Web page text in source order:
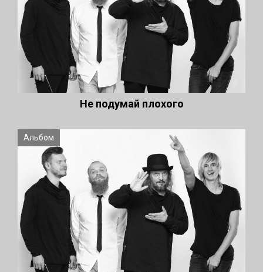
Не подумай плохого
Альбом